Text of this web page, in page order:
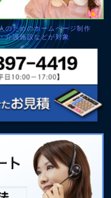
のためのホームページ制作
介護施設などが対象